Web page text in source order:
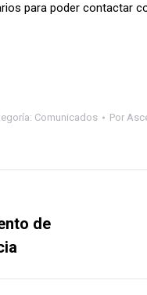
para poder contactar
Comunicados Por
de